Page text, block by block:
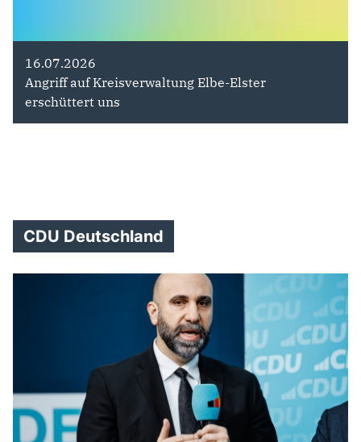
16.07.2026
Angriff auf Kreisverwaltung Elbe-Elster
erschüttert uns
CDU Deutschland